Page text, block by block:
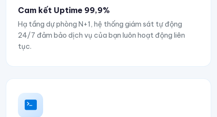
Cam kết Uptime 99,9%
Hạ tầng dự phòng N+1, hệ thống giám sát tự động
24/7 đảm bảo dịch vụ của bạn luôn hoạt động liên
tục.